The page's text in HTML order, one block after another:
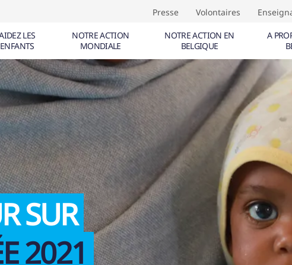
Presse Volontaires
LES
ENFANTS
NOTRE ACTION
MONDIALE
NOTRE ACTION EN
BELGIQUE
A
SUGGESTIONS 6
CONVENTION RELATIVE AUX DROITS DE L'ENFANT
QUE FAIT L'UNICEF
ATTESTATION FISCALE
UNICEF EN BELGIQUE
MATÉRIEL ÉDUCATIF
(0) DOCUMENTS ( ÉVÈNEMENTS ( 0
SUR
2021